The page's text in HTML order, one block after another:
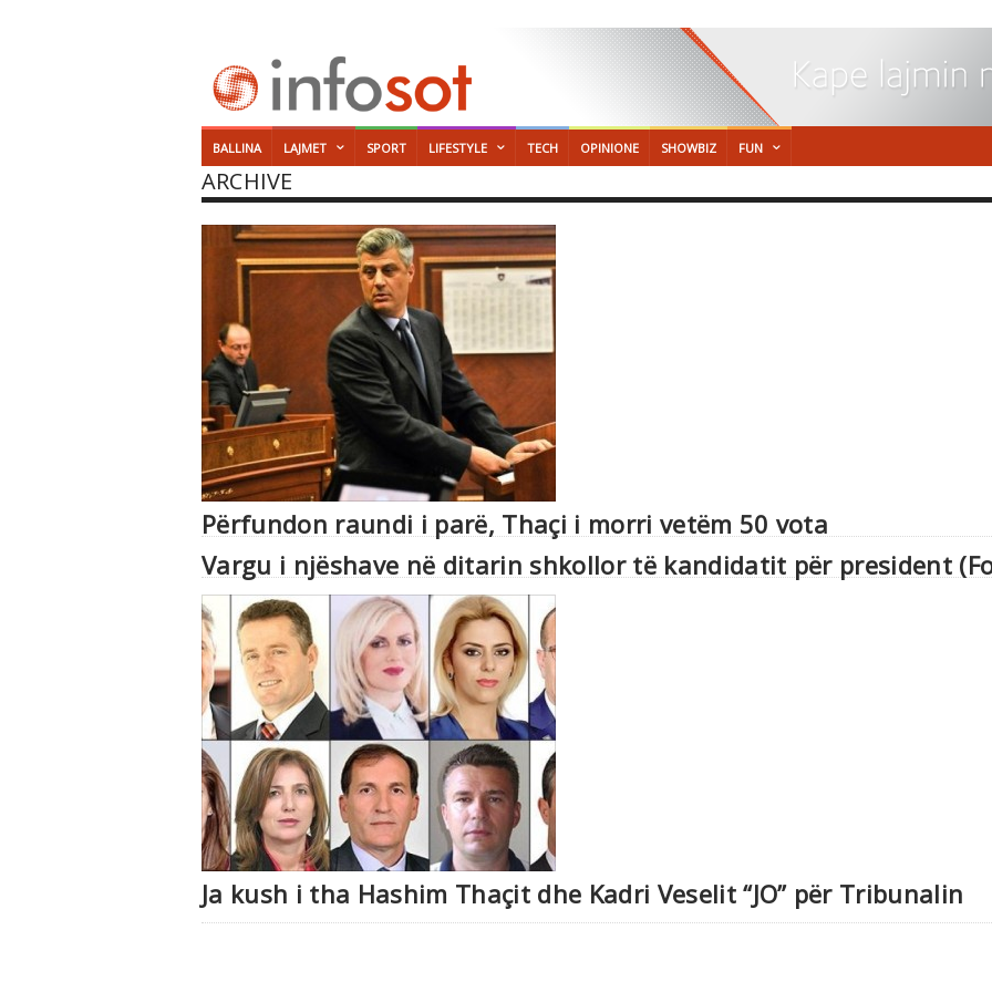
BALLINA LAJMET SPORT LIFESTYLE TECH OPINIONE SHOWBIZ FUN
ARCHIVE
Përfundon raundi i parë, Thaçi i morri vetëm 50 vota
Vargu i njëshave në ditarin shkollor të kandidatit për president
Ja kush i tha Hashim Thaçit dhe Kadri Veselit “JO” për Tribunalin